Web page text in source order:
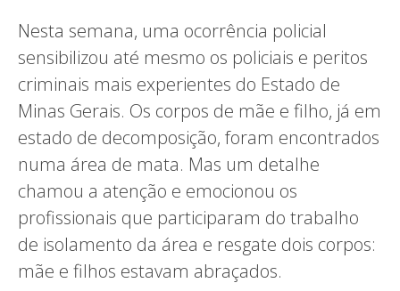
Nesta semana, uma ocorrência policial
sensibilizou até mesmo os policiais e peritos
criminais mais experientes do Estado de
Minas Gerais. Os corpos de mãe e filho, já em
estado de decomposição, foram encontrados
numa área de mata. Mas um detalhe
chamou a atenção e emocionou os
profissionais que participaram do trabalho
de isolamento da área e resgate dois corpos:
mãe e filhos estavam abraçados.